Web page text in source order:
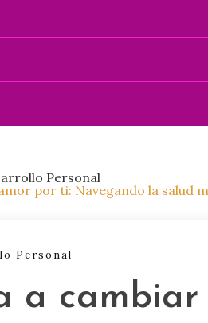
Personal
por ti: Navegando la salud
Personal
a